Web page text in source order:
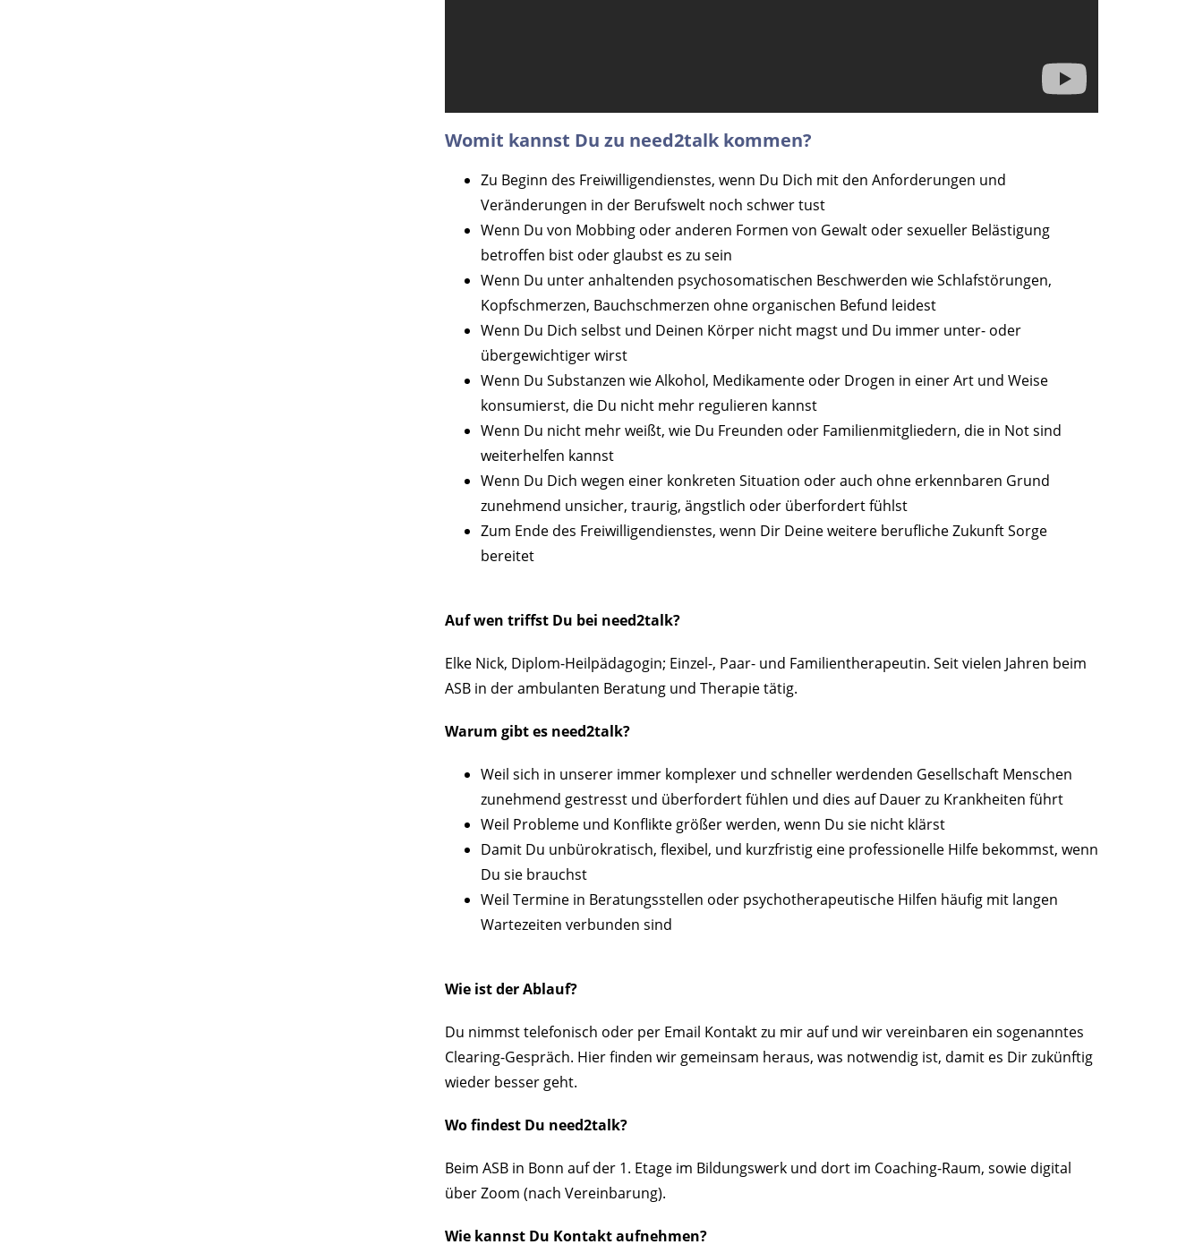
Womit kannst Du zu need2talk kommen?
Zu Beginn des Freiwilligendienstes, wenn Du Dich mit den Anforderungen und
Veränderungen in der Berufswelt noch schwer tust
Wenn Du von Mobbing oder anderen Formen von Gewalt oder sexueller Belästigung
betroffen bist oder glaubst es zu sein
Wenn Du unter anhaltenden psychosomatischen Beschwerden wie Schlafstörungen,
Kopfschmerzen, Bauchschmerzen ohne organischen Befund leidest
Wenn Du Dich selbst und Deinen Körper nicht magst und Du immer unter- oder
übergewichtiger wirst
Wenn Du Substanzen wie Alkohol, Medikamente oder Drogen in einer Art und Weise
konsumierst, die Du nicht mehr regulieren kannst
Wenn Du nicht mehr weißt, wie Du Freunden oder Familienmitgliedern, die in Not sind
weiterhelfen kannst
Wenn Du Dich wegen einer konkreten Situation oder auch ohne erkennbaren Grund
zunehmend unsicher, traurig, ängstlich oder überfordert fühlst
Zum Ende des Freiwilligendienstes, wenn Dir Deine weitere berufliche Zukunft Sorge
bereitet
Auf wen triffst Du bei need2talk?
Elke Nick, Diplom-Heilpädagogin; Einzel-, Paar- und Familientherapeutin. Seit vielen Jahren beim
ASB in der ambulanten Beratung und Therapie tätig.
Warum gibt es need2talk?
Weil sich in unserer immer komplexer und schneller werdenden Gesellschaft Menschen
zunehmend gestresst und überfordert fühlen und dies auf Dauer zu Krankheiten führt
Weil Probleme und Konflikte größer werden, wenn Du sie nicht klärst
Damit Du unbürokratisch, flexibel, und kurzfristig eine professionelle Hilfe bekommst, wenn
Du sie brauchst
Weil Termine in Beratungsstellen oder psychotherapeutische Hilfen häufig mit langen
Wartezeiten verbunden sind
Wie ist der Ablauf?
Du nimmst telefonisch oder per Email Kontakt zu mir auf und wir vereinbaren ein sogenanntes
Clearing-Gespräch. Hier finden wir gemeinsam heraus, was notwendig ist, damit es Dir zukünftig
wieder besser geht.
Wo findest Du need2talk?
Beim ASB in Bonn auf der 1. Etage im Bildungswerk und dort im Coaching-Raum, sowie digital
über Zoom (nach Vereinbarung).
Wie kannst Du Kontakt aufnehmen?